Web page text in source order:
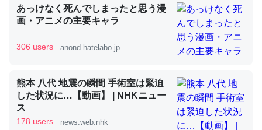
論文では「淡水はカルシウムも酸素も不足してて両方に不
利だから両方が拮抗してるのでは」とあって面白い。海に
いる鋏角類（カブトガニ・ウミグモ）はカルシウムを使わ
ずキチンを強化してる筈だが、酵素が違うのか？
あっけなく死んでしまったと思う漫
画・アニメの主要キャラ
306 users anond.hatelabo.jp
熊本 八代 地震の瞬間 手術室は緊迫
した状況に…【動画】 | NHKニュー
ス
178 users news.web.nhk